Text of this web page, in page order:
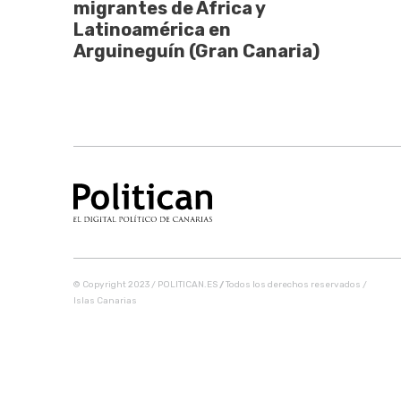
migrantes de África y
Latinoamérica en
Arguineguín (Gran Canaria)
© Copyright 2023 / POLITICAN.ES /Todos los derechos reservados /
Islas Canarias